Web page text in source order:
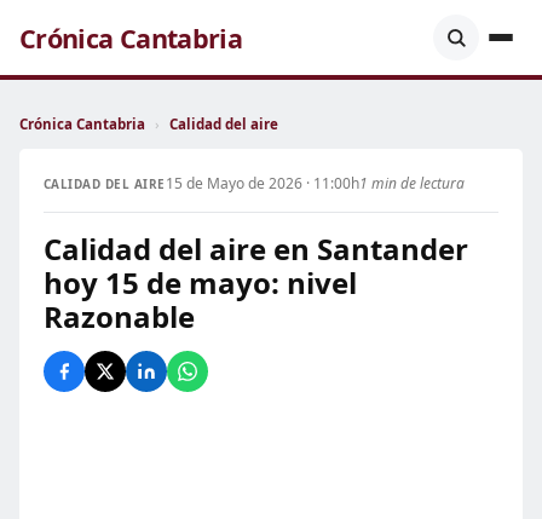
Crónica Cantabria
Crónica Cantabria › Calidad del aire
CALIDAD DEL AIRE 15 de Mayo de 2026 · 11:00h1 min de lectura
Calidad del aire en Santander
hoy 15 de mayo: nivel
Razonable